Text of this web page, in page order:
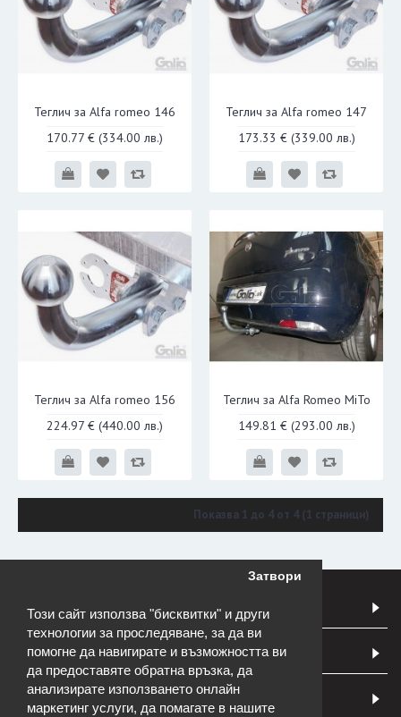
Този сайт използва "бисквитки" и други
технологии за проследяване, за да ви
помогне да навигирате и възможността ви
да предоставяте обратна връзка, да
анализирате използването онлайн
маркетинг услуги, да помагате в нашите
Затвори
Теглич за Alfa romeo 146
170.77 € (334.00 лв.)
Теглич за Alfa romeo 147
173.33 € (339.00 лв.)
Теглич за Alfa romeo 156
224.97 € (440.00 лв.)
Теглич за Alfa Romeo MiTo
149.81 € (293.00 лв.)
Показва 1 до 4 от 4 (1 страници)
ЗА НАС
КАТЕГОРИИ
ИНФОРМАЦИЯ